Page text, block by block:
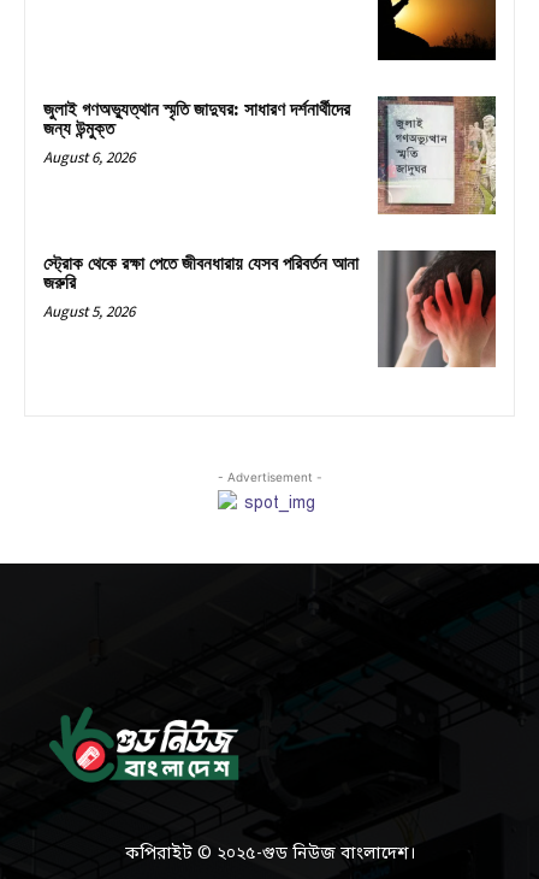
জুলাই গণঅভ্যুত্থান স্মৃতি জাদুঘর: সাধারণ দর্শনার্থীদের
জন্য উন্মুক্ত
August 6, 2026
স্ট্রোক থেকে রক্ষা পেতে জীবনধারায় যেসব পরিবর্তন আনা
জরুরি
August 5, 2026
- Advertisement -
কপিরাইট © ২০২৫-গুড নিউজ বাংলাদেশ।